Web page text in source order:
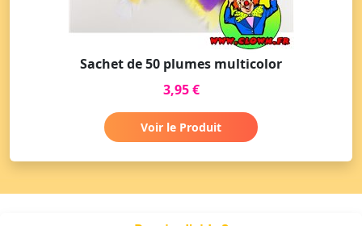
Sachet de 50 plumes multicolor
3,95 €
Voir le Produit